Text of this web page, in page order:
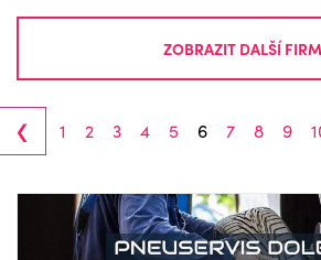
ZOBRAZIT DALŠÍ
‹ 1 2 3 4 5 6 7 8 9